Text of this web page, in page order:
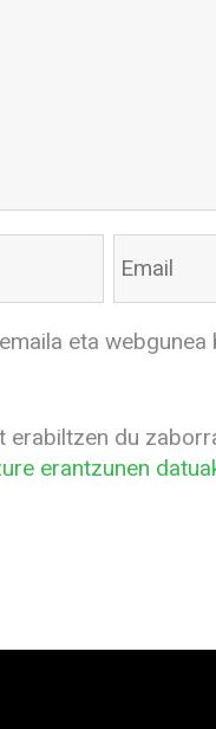
eta
erabiltzen du
erantzunen